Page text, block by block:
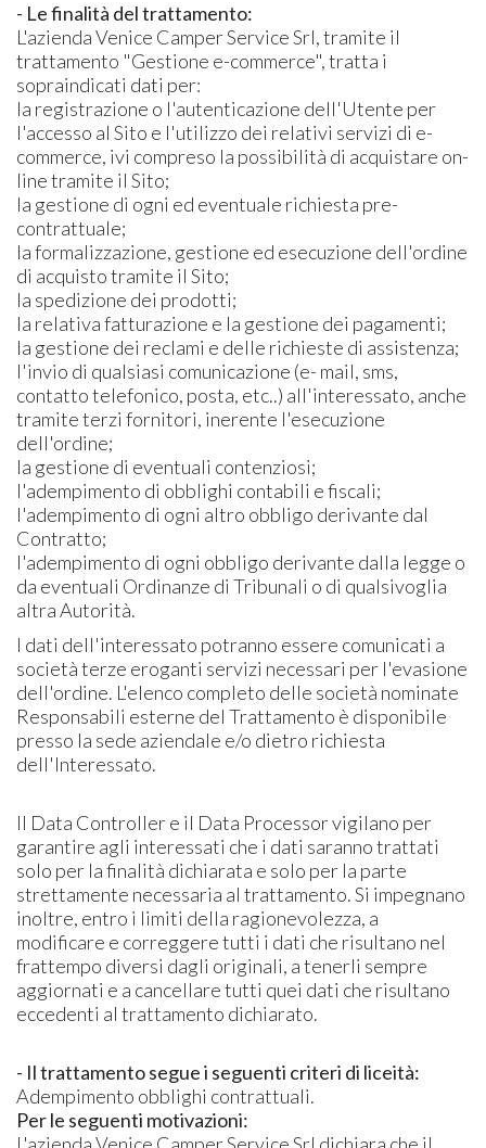
- Le finalità del trattamento:
L'azienda Venice Camper Service Srl, tramite il
trattamento "Gestione e-commerce", tratta i
sopraindicati dati per:
la registrazione o l'autenticazione dell'Utente per
l'accesso al Sito e l'utilizzo dei relativi servizi di e-
commerce, ivi compreso la possibilità di acquistare on-
line tramite il Sito;
la gestione di ogni ed eventuale richiesta pre-
contrattuale;
la formalizzazione, gestione ed esecuzione dell'ordine
di acquisto tramite il Sito;
la spedizione dei prodotti;
la relativa fatturazione e la gestione dei pagamenti;
la gestione dei reclami e delle richieste di assistenza;
l'invio di qualsiasi comunicazione (e- mail, sms,
contatto telefonico, posta, etc..) all'interessato, anche
tramite terzi fornitori, inerente l'esecuzione
dell'ordine;
la gestione di eventuali contenziosi;
l'adempimento di obblighi contabili e fiscali;
l'adempimento di ogni altro obbligo derivante dal
Contratto;
l'adempimento di ogni obbligo derivante dalla legge o
da eventuali Ordinanze di Tribunali o di qualsivoglia
altra Autorità.
I dati dell'interessato potranno essere comunicati a
società terze eroganti servizi necessari per l'evasione
dell'ordine. L'elenco completo delle società nominate
Responsabili esterne del Trattamento è disponibile
presso la sede aziendale e/o dietro richiesta
dell'Interessato.
Il Data Controller e il Data Processor vigilano per
garantire agli interessati che i dati saranno trattati
solo per la finalità dichiarata e solo per la parte
strettamente necessaria al trattamento. Si impegnano
inoltre, entro i limiti della ragionevolezza, a
modificare e correggere tutti i dati che risultano nel
frattempo diversi dagli originali, a tenerli sempre
aggiornati e a cancellare tutti quei dati che risultano
eccedenti al trattamento dichiarato.
- Il trattamento segue i seguenti criteri di liceità:
Adempimento obblighi contrattuali.
Per le seguenti motivazioni: